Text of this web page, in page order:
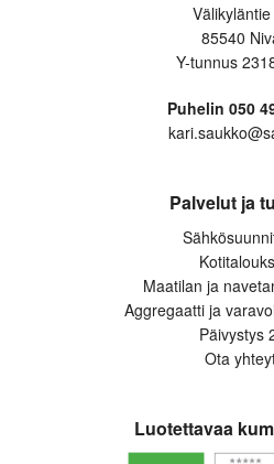
85540
Y-tunnus
Puhelin 050
Palvelut ja
Maatilan ja
Aggregaatti ja
Päivystys
Ota
Luotettavaa